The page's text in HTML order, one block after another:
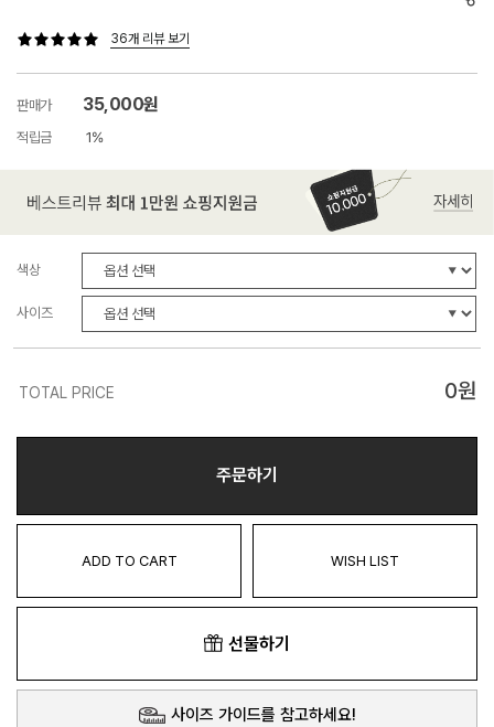
36개 리뷰 보기
판매가 35,000원
적립금 1%
색상
사이즈
TOTAL PRICE 0원
주문하기
ADD TO CART WISH LIST
선물하기
사이즈 가이드를 참고하세요!